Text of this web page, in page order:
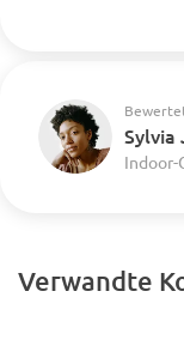
Sylvia
Indoor-
Verwandte